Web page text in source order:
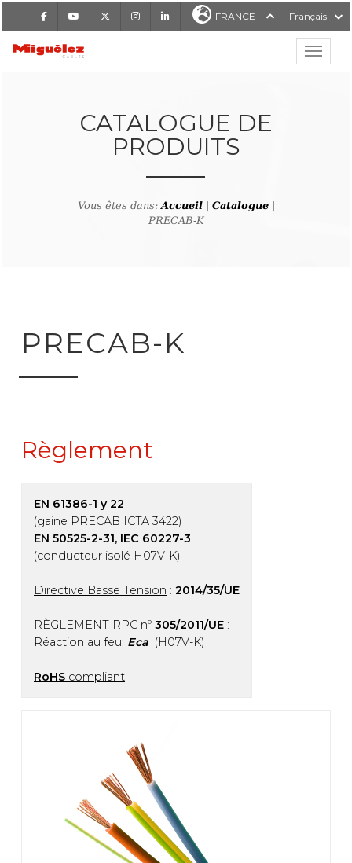
FacebookYoutube InstagramLinkedIn FRANCE Français
Miguélez Cables
CATALOGUE DE
PRODUITS
Vous êtes dans:Accueil| Catalogue|
PRECAB-K
à la recherche de
PRECAB-K
Règlement
EN 61386-1 y 22
(gaine PRECAB ICTA 3422)
EN 50525-2-31, IEC 60227-3
(conducteur isolé H07V-K)
Directive Basse Tension : 2014/35/UE
RÈGLEMENT RPC nº 305/2011/UE :
Réaction au feu: Eca (H07V-K)
RoHS compliant